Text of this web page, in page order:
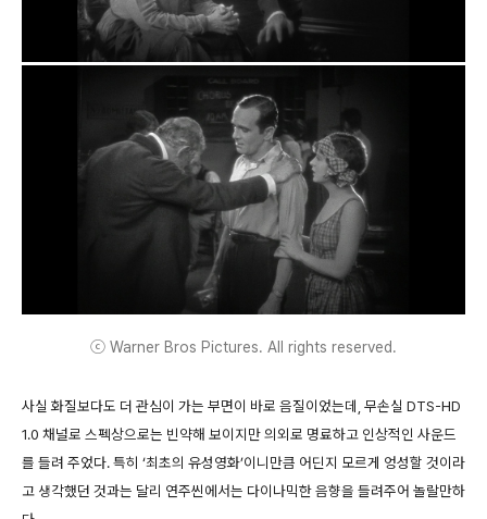
ⓒ Warner Bros Pictures. All rights reserved.
사실 화질보다도 더 관심이 가는 부면이 바로 음질이었는데, 무손실 DTS-HD
1.0 채널로 스펙상으로는 빈약해 보이지만 의외로 명료하고 인상적인 사운드
를 들려 주었다. 특히 ‘최초의 유성영화’이니만큼 어딘지 모르게 엉성할 것이라
고 생각했던 것과는 달리 연주씬에서는 다이나믹한 음향을 들려주어 놀랄만하